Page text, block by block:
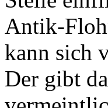
Antik-
kann sich
Der gibt